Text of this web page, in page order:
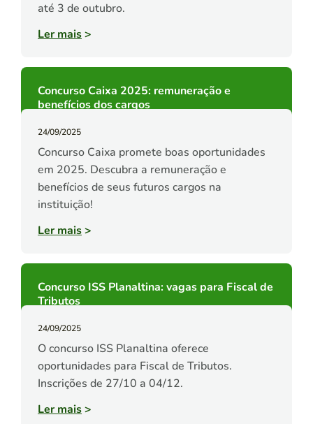
até 3 de outubro.
Ler mais>
Concurso Caixa 2025: remuneração e
benefícios dos cargos
24/09/2025
Concurso Caixa promete boas oportunidades
em 2025. Descubra a remuneração e
benefícios de seus futuros cargos na
instituição!
Ler mais>
Concurso ISS Planaltina: vagas para Fiscal de
Tributos
24/09/2025
O concurso ISS Planaltina oferece
oportunidades para Fiscal de Tributos.
Inscrições de 27/10 a 04/12.
Ler mais>